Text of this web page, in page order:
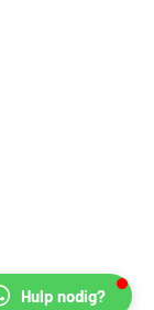
Hulp nodig?